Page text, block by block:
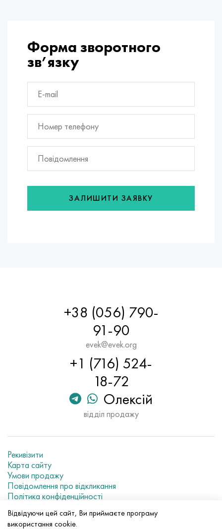
Форма зворотного
зв’язку
ЗАЛИШИТИ ЗАЯВКУ
+38 (056) 790-
91-90
evek@evek.org
+1 (716) 524-
18-72
Олексій
відділ продажу
Рекивізити
Карта сайту
Умови продажу
Повідомлення про відкликання
Політика конфіденційності
Відвідуючи цей сайт, Ви приймаєте програму
використання cookie.